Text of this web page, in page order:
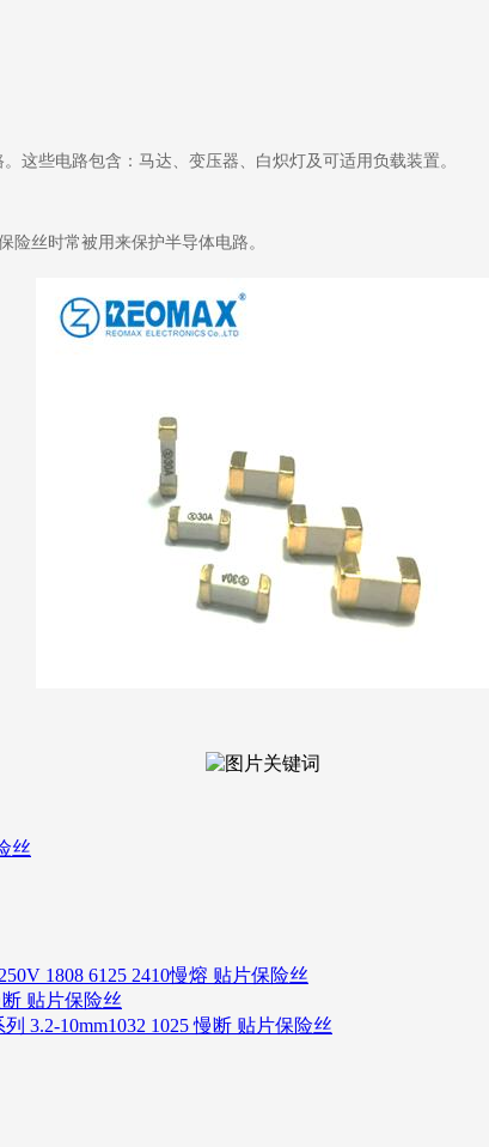
这些电路包含：马达、变压器、白炽灯及可适用负载装置。
丝时常被用来保护半导体电路。
丝
1808 6125 2410慢熔 贴片保险丝
断 贴片保险丝
列 3.2-10mm1032 1025 慢断 贴片保险丝